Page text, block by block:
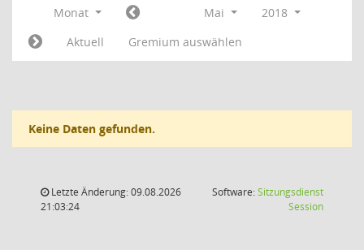
Monat Mai
2018
Aktuell
Gremium auswählen
Keine Daten gefunden.
Letzte Änderung: 09.08.2026
21:03:24
Software:Sitzungsdienst
Session(Wird in